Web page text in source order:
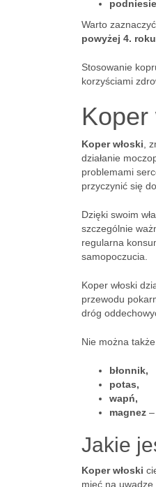
Warto
powyżej 4.
Stosowanie
korzyściami
Koper
Koper włoski ,
działanie
problemami
przyczynić się
Dzięki swoim
szczególnie
regularna
samopoczucia.
Koper włoski
przewodu
dróg
Nie można
błonnik,
potas,
wapń,
magnez
Jakie
Koper włoski
mieć na uwadze